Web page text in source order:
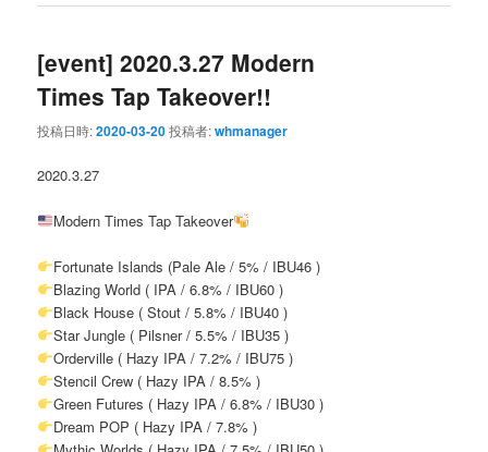
[event] 2020.3.27 Modern
Times Tap Takeover!!
投稿日時:2020-03-20投稿者:whmanager
2020.3.27
Modern Times Tap Takeover
Fortunate Islands (Pale Ale / 5% / IBU46 )
Blazing World ( IPA / 6.8% / IBU60 )
Black House ( Stout / 5.8% / IBU40 )
Star Jungle ( Pilsner / 5.5% / IBU35 )
Orderville ( Hazy IPA / 7.2% / IBU75 )
Stencil Crew ( Hazy IPA / 8.5% )
Green Futures ( Hazy IPA / 6.8% / IBU30 )
Dream POP ( Hazy IPA / 7.8% )